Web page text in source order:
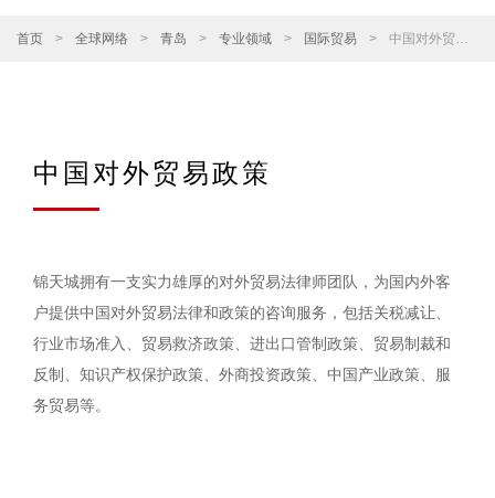
首页 > 全球网络 > 青岛 > 专业领域 > 国际贸易 > 中国对外贸易政策
中国对外贸易政策
锦天城拥有一支实力雄厚的对外贸易法律师团队，为国内外客
户提供中国对外贸易法律和政策的咨询服务，包括关税减让、
行业市场准入、贸易救济政策、进出口管制政策、贸易制裁和
反制、知识产权保护政策、外商投资政策、中国产业政策、服
务贸易等。